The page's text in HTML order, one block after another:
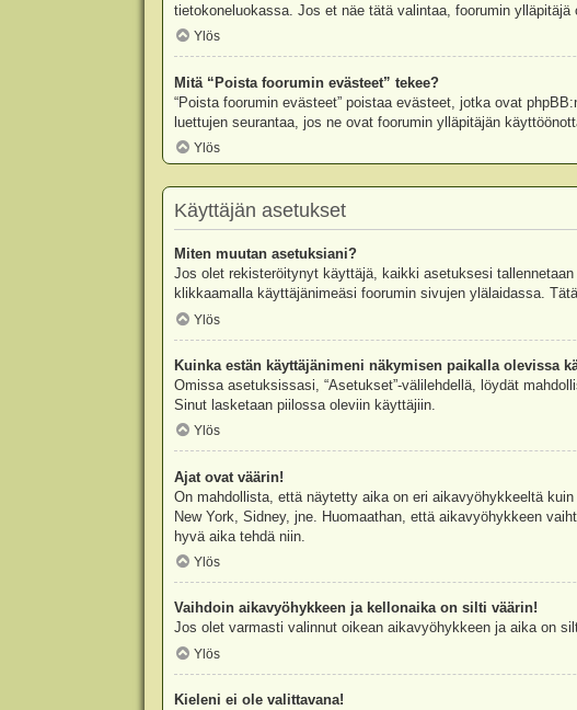
tietokoneluokassa. Jos et näe tätä valintaa, foorumin
Ylös
Mitä “Poista foorumin evästeet” tekee?
“Poista foorumin evästeet” poistaa evästeet, jotka ovat
luettujen seurantaa, jos ne ovat foorumin ylläpitäjän
Ylös
Käyttäjän asetukset
Miten muutan asetuksiani?
Jos olet rekisteröitynyt käyttäjä, kaikki asetuksesi
klikkaamalla käyttäjänimeäsi foorumin sivujen ylälaidassa.
Ylös
Kuinka estän käyttäjänimeni näkymisen paikalla olevissa
Omissa asetuksissasi, “Asetukset”-välilehdellä, löydät
Sinut lasketaan piilossa oleviin käyttäjiin.
Ylös
Ajat ovat väärin!
On mahdollista, että näytetty aika on eri aikavyöhykkeeltä
New York, Sidney, jne. Huomaathan, että aikavyöhykkeen
hyvä aika tehdä niin.
Ylös
Vaihdoin aikavyöhykkeen ja kellonaika on silti väärin!
Jos olet varmasti valinnut oikean aikavyöhykkeen ja aika on
Ylös
Kieleni ei ole valittavana!